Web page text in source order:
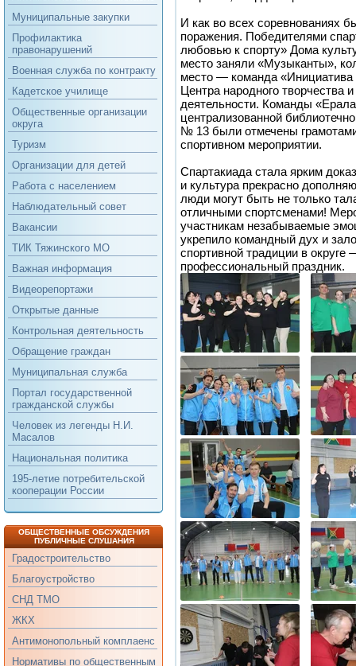
Муниципальные закупки
Профилактика
правонарушений
Военная служба по контракту
Кадетское училище
Общественные организации
округа
Туризм
Организации для детей
Работа с населением
Наблюдательный совет
Вакансии
ТИК Тяжинского МО
Важная информация
Видеорепортажи
Открытые данные
Контрольная деятельность
Обращение граждан
Муниципальная служба
Портал государственной
гражданской службы
Человек из легенды Н.И.
Масалов
Национальная политика
195-летие потребительской
кооперации России
ОБЩЕСТВЕННЫЕ ОБСУЖДЕНИЯ
ПУБЛИЧНЫЕ СЛУШАНИЯ
Градостроительство
Благоустройство
СНД ТМО
ЖКХ
Антимонопольный комплаенс
Нормативы по общественным
И как во всех соревнованиях
поражения. Победителями
любовью к спорту» Дома
место заняли «Музыканты»,
место — команда «Инициатива
Центра народного творчества
деятельности. Команды
централизованной
№ 13 были отмечены
спортивном мероприятии.
Спартакиада стала ярким
и культура прекрасно
люди могут быть не только
отличными спортсменами!
участникам незабываемые
укрепило командный дух и
спортивной традиции в округе
профессиональный праздник.